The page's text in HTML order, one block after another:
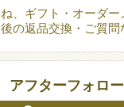
、ギフト・オーダ
後の返品交換・ご質問
アフターフォロー